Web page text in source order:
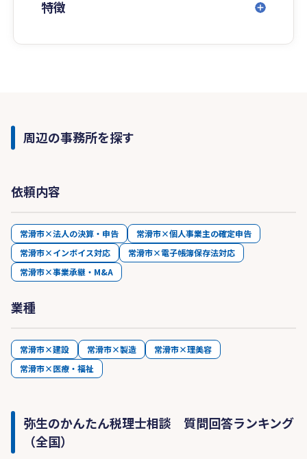
特徴
周辺の事務所を探す
依頼内容
常滑市×法人の決算・申告
常滑市×個人事業主の確定申告
常滑市×インボイス対応
常滑市×電子帳簿保存法対応
常滑市×事業承継・M&A
業種
常滑市×建設 常滑市×製造
常滑市×理美容
常滑市×医療・福祉
弥生のかんたん税理士相談 質問回答ランキング
（全国）